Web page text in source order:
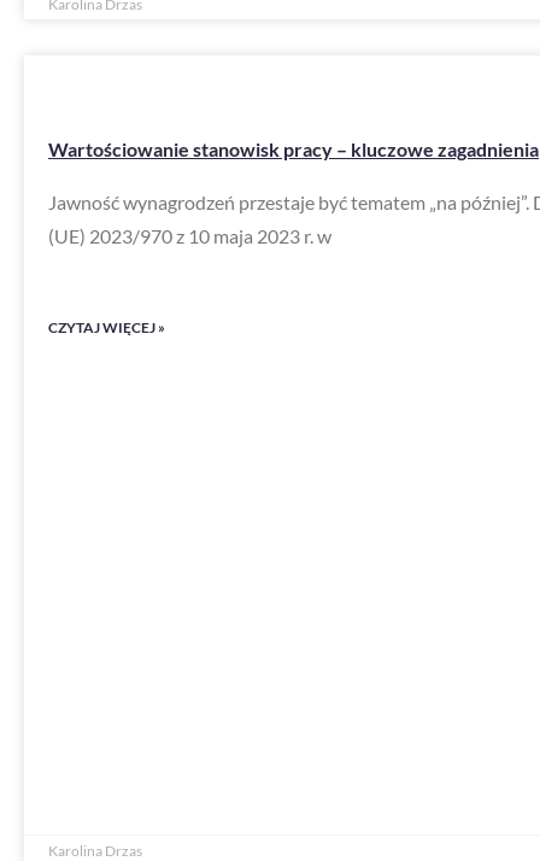
Karolina Drzas
Wartościowanie stanowisk pracy – kluczowe zagadnienia
Jawność wynagrodzeń przestaje być tematem „na
(UE) 2023/970 z 10 maja 2023 r. w
CZYTAJ WIĘCEJ »
Karolina Drzas